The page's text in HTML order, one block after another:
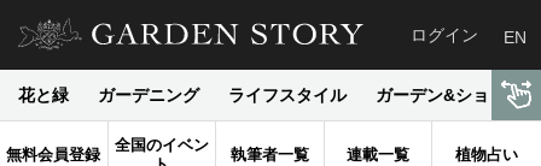
ログイン EN
花と緑 ガーデニング ライフスタイル ガーデン&ショップ
無料会員登録
全国のイベン
執筆者一覧 連載一覧 植物占い